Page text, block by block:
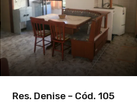
Res. Denise – Cód. 105